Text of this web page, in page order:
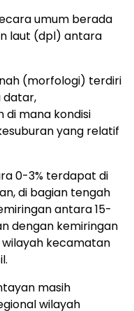
umum berada
laut (dpl) antara
(morfologi) terdiri
datar,
mana kondisi
yang relatif
0-3% terdapat di
di bagian tengah
antara 15-
dengan kemiringan
kecamatan
masih
wilayah